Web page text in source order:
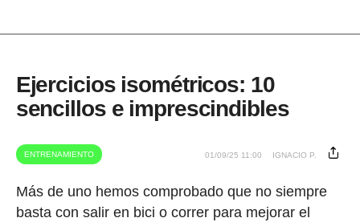
Ejercicios isométricos: 10
sencillos e imprescindibles
ENTRENAMIENTO 01/09/25 11:00 IGNACIO P.
Más de uno hemos comprobado que no siempre
basta con salir en bici o correr para mejorar el